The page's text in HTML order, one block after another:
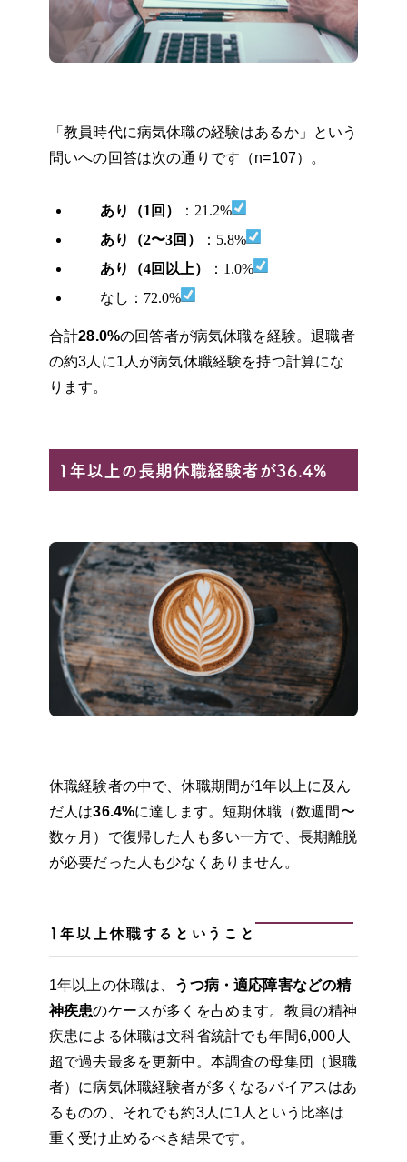
「教員時代に病気休職の経験はあるか」という
問いへの回答は次の通りです（n=107）。
あり（1回）
：21.2%
あり（2〜3回）
：5.8%
あり（4回以上）
：1.0%
なし：72.0%
合計28.0%の回答者が病気休職を経験。退職者
の約3人に1人が病気休職経験を持つ計算にな
ります。
1年以上の長期休職経験者が36.4%
休職経験者の中で、休職期間が1年以上に及ん
だ人は36.4%に達します。短期休職（数週間〜
数ヶ月）で復帰した人も多い一方で、長期離脱
が必要だった人も少なくありません。
1年以上休職するということ
1年以上の休職は、 うつ病・適応障害などの精
神疾患のケースが多くを占めます。教員の精神
疾患による休職は文科省統計でも年間6,000人
超で過去最多を更新中。本調査の母集団（退職
者）に病気休職経験者が多くなるバイアスはあ
るものの、それでも約3人に1人という比率は
重く受け止めるべき結果です。